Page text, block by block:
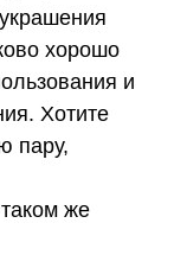
хорошо
и
Хотите
пару,
же